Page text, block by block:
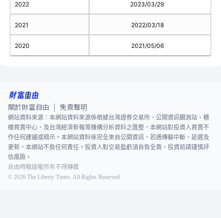
2022
2021
2020
2023/03/29
2022/03/18
2021/05/06
關於財富自由 免責聲明
網站資料來源：本網站資料來源係根據台灣證券交易所、公開資訊觀測站、櫃
檯買賣中心，及台灣經濟新報等機構分析資料之匯整，本網站對投資人買賣不
作任何建議或暗示。本網站資料係完全來自公開資訊，若遇傳輸中斷、延遲及
更新，本網站不負任何責任。投資人對交易盈虧須自負全責，投資前請謹慎評
估風險。
自由時報版權所有不得轉載
© 2026 The Liberty Times. All Rights Reserved.